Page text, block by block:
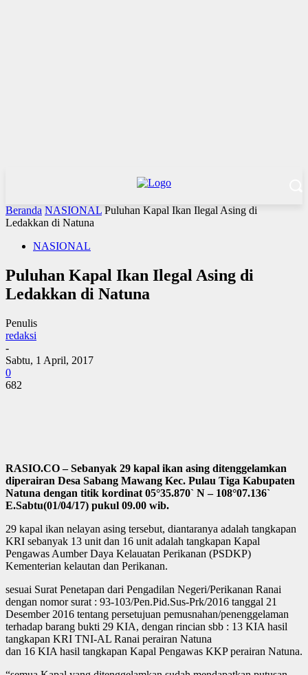
Beranda NASIONAL Puluhan Kapal Ikan Ilegal Asing di
Ledakkan di Natuna
NASIONAL
Puluhan Kapal Ikan Ilegal Asing di
Ledakkan di Natuna
Penulis
redaksi
-
Sabtu, 1 April, 2017
0
682
RASIO.CO – Sebanyak 29 kapal ikan asing ditenggelamkan
diperairan Desa Sabang Mawang Kec. Pulau Tiga Kabupaten
Natuna dengan titik kordinat 05°35.870` N – 108°07.136`
E.Sabtu(01/04/17) pukul 09.00 wib.
29 kapal ikan nelayan asing tersebut, diantaranya adalah tangkapan
KRI sebanyak 13 unit dan 16 unit adalah tangkapan Kapal
Pengawas Aumber Daya Kelauatan Perikanan (PSDKP)
Kementerian kelautan dan Perikanan.
sesuai Surat Penetapan dari Pengadilan Negeri/Perikanan Ranai
dengan nomor surat : 93-103/Pen.Pid.Sus-Prk/2016 tanggal 21
Desember 2016 tentang persetujuan pemusnahan/penenggelaman
terhadap barang bukti 29 KIA, dengan rincian sbb : 13 KIA hasil
tangkapan KRI TNI-AL Ranai perairan Natuna
dan 16 KIA hasil tangkapan Kapal Pengawas KKP perairan Natuna.